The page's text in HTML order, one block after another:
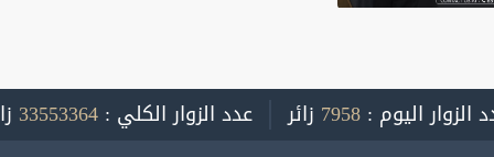
الزوار اليوم :7958 زائر عدد الزوار الكلي :33553364